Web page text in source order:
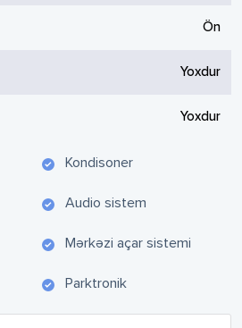
Ön
Yoxdur
Yoxdur
Kondisoner
Audio sistem
Mərkəzi açar sistemi
Parktronik